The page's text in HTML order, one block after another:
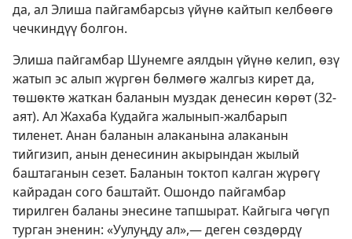
да, ал Элиша пайгамбарсыз үйүнө кайтып келбөөгө
чечкиндүү болгон.
Элиша пайгамбар Шунемге аялдын үйүнө келип, өзү
жатып эс алып жүргөн бөлмөгө жалгыз кирет да,
төшөктө жаткан баланын муздак денесин көрөт (32-
аят). Ал Жахаба Кудайга жалынып-жалбарып
тиленет. Анан баланын алаканына алаканын
тийгизип, анын денесинин акырындан жылый
баштаганын сезет. Баланын токтоп калган жүрөгү
кайрадан сого баштайт. Ошондо пайгамбар
тирилген баланы энесине тапшырат. Кайгыга чөгүп
турган эненин: «Уулуңду ал»,— деген сөздөрдү